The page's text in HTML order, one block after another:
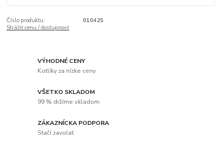
Číslo produktu:
010425
Strážiť cenu / dostupnosť
VÝHODNÉ CENY
Kotlíky za nízke ceny
VŠETKO SKLADOM
99 % držíme skladom
ZÁKAZNÍCKA PODPORA
Stačí zavolať